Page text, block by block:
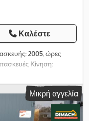
Καλέστε
2005, ώρες
Κίνηση:
κινητήρα:
7 bar
Μικρή αγγελία